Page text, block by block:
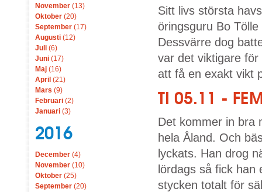
November (13)
Oktober (20)
September (17)
Augusti (12)
Juli (6)
Juni (17)
Maj (16)
April (21)
Mars (9)
Februari (2)
Januari (3)
2016
December (4)
November (10)
Oktober (25)
September (20)
Sitt livs största
öringsguru Bo
Dessvärre dog
var det viktigare
att få en exakt vikt
TI 05.11 -
Det kommer in bra
hela Åland. Och
lyckats. Han drog
lördags så fick
stycken totalt för